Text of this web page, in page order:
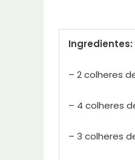
Ingredientes:
– 2 colheres
– 4 colheres
– 3 colheres